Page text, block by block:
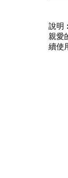
說明︰
親愛
續使